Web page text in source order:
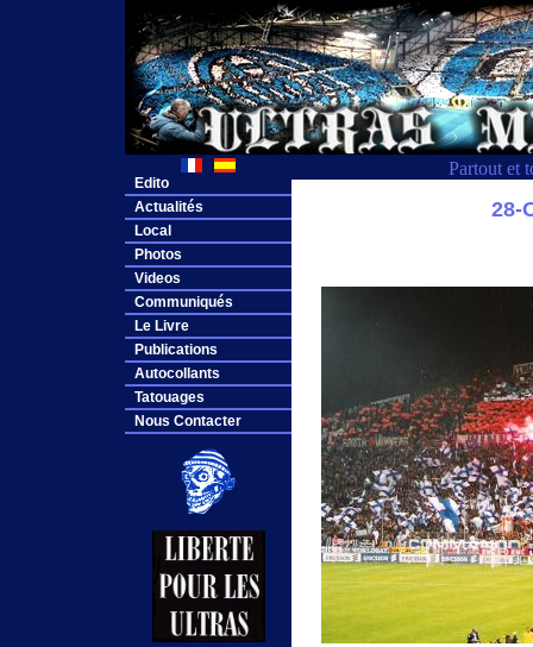
Partout et
Edito
Actualités
Local
Photos
Videos
Communiqués
Le Livre
Publications
Autocollants
Tatouages
Nous Contacter
28-